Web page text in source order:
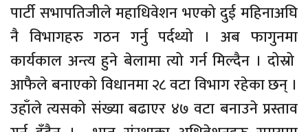
पार्टी सभापतिजीले महाधिवेशन भएको दुई महिनाअघि
नै विभागहरु गठन गर्नु पर्दथ्यो । अब फागुनमा
कार्यकाल अन्त्य हुने बेलामा त्यो गर्न मिल्दैन । दोस्रो
आफैले बनाएको विधानमा २८ वटा विभाग रहेका छन् ।
उहाँले त्यसको संख्या बढाएर ४७ वटा बनाउने प्रस्ताव